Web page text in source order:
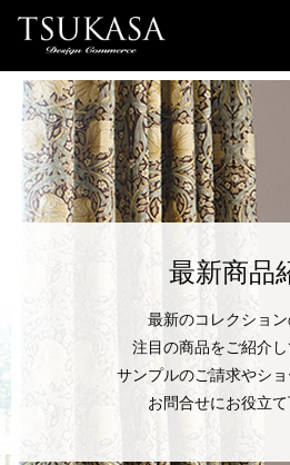
最新商品
最新のコレクション
注目の商品をご紹介し
サンプルのご請求やシ
お問合せにお役立て